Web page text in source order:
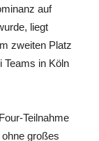
auf
liegt
zweiten Platz
Teams in Köln
Teilnahme
großes